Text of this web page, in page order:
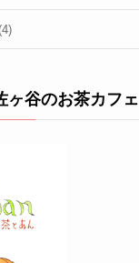
ヶ谷のお茶カフェ